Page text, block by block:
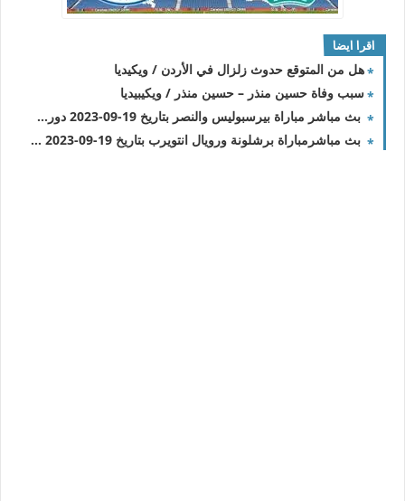
اقرا ايضا
هل من المتوقع حدوث زلزال في الأردن / ويكيديا
سبب وفاة حسين منذر – حسين منذر / ويكيبيديا
بث مباشر مباراة بيرسبوليس والنصر بتاريخ 19-09-2023 دوري أبطال آسيا
بث مباشرمباراة برشلونة ورويال انتويرب بتاريخ 19-09-2023 دوري أبطال أوروبا